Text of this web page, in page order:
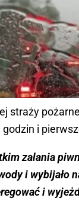
straży
i
zalania
i wybijało
i